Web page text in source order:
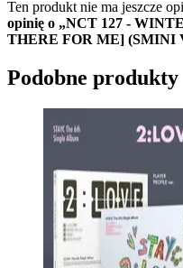
Ten produkt nie ma jeszcze
opinię o „NCT 127 -
THERE FOR ME] (SMINI
Podobne produkty